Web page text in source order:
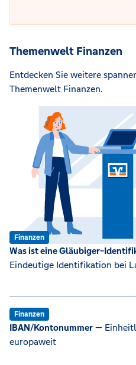
Themenwelt Finanzen
Entdecken Sie weitere
Themenwelt Finanzen.
Finanzen
Was ist eine Gläubiger-
Eindeutige Identifikation bei
Finanzen
IBAN/Kontonummer —
europaweit